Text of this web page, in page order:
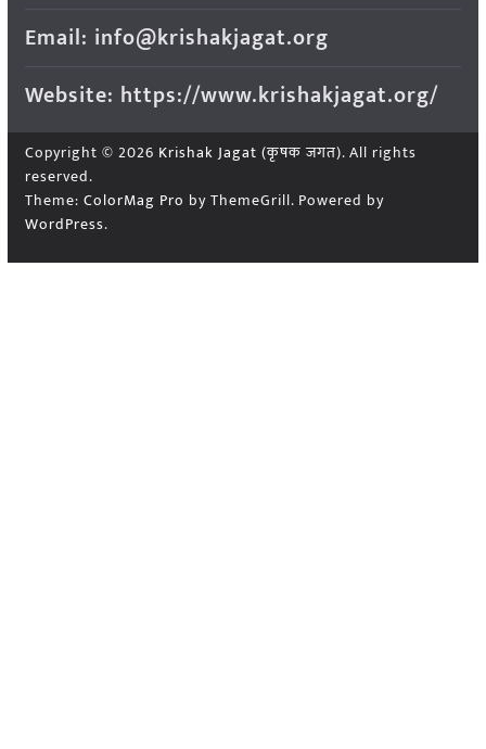
Email: info@krishakjagat.org
Website: https://www.krishakjagat.org/
Copyright © 2026 Krishak Jagat (कृषक जगत). All rights
reserved.
Theme: ColorMag Pro by ThemeGrill. Powered by
WordPress.